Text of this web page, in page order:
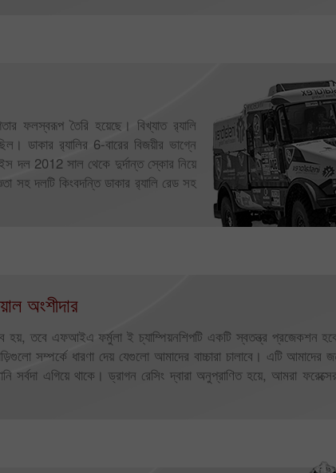
ফলস্বরূপ তৈরি হয়েছে। বিখ্যাত র‌্যালি
ডাকার র‌্যালির 6-বারের বিজয়ীর ভাগ্নে
দল 2012 সাল থেকে দুর্দান্ত স্কোর নিয়ে
সহ দলটি কিংবদন্তি ডাকার র‌্যালি রেড সহ
অংশীদার
হয়, তবে এফআইএ ফর্মুলা ই চ্যাম্পিয়নশিপটি একটি স্বতন্ত্র প্রজেকশন
সম্পর্কে ধারণা দেয় যেগুলো আমাদের বাচ্চারা চালাবে। এটি আমাদের
এগিয়ে থাকে। ড্রাগন রেসিং দ্বারা অনুপ্রাণিত হয়ে, আমরা